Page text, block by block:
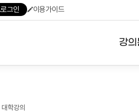
로그인 이용가이드
강
대학강의